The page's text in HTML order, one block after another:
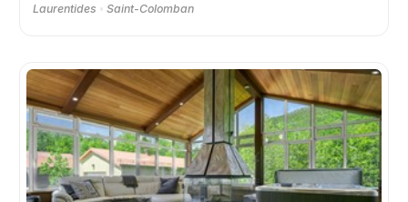
Laurentides Saint-Colomban